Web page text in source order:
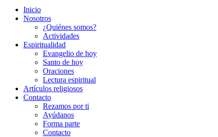
Inicio
Nosotros
¿Quiénes somos?
Actividades
Espiritualidad
Evangelio de hoy
Santo de hoy
Oraciones
Lectura espiritual
Artículos religiosos
Contacto
Rezamos por ti
Ayúdanos
Forma parte
Contacto